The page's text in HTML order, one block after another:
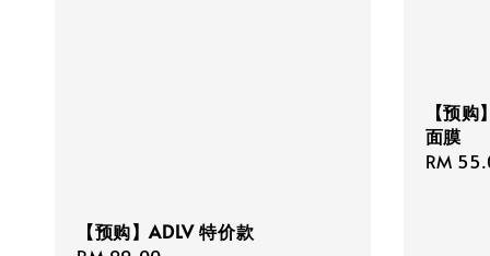
【预购】ADLV 特价款
【预
面膜
RM